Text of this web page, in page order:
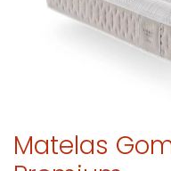
Matelas